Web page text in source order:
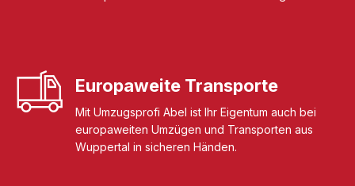
Europaweite Transporte
Mit Umzugsprofi Abel ist Ihr Eigentum auch bei
europaweiten Umzügen und Transporten aus
Wuppertal in sicheren Händen.